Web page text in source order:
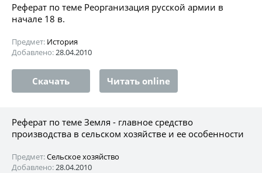
Реферат по теме Реорганизация русской армии в
начале 18 в.
Предмет: История
Добавлено:28.04.2010
Скачать Читать online
Реферат по теме Земля - главное средство
производства в сельском хозяйстве и ее особенности
Предмет:Сельское хозяйство
Добавлено:28.04.2010